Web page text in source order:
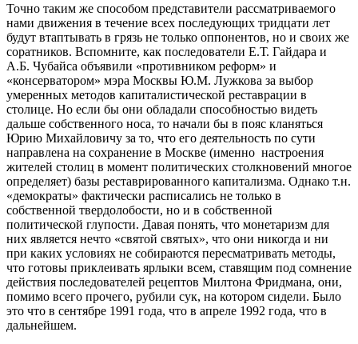
Точно таким же способом представители рассматриваемого
нами движения в течение всех последующих тридцати лет
будут втаптывать в грязь не только оппонентов, но и своих же
соратников. Вспомните, как последователи Е.Т. Гайдара и
А.Б. Чубайса объявили «противником реформ» и
«консерватором» мэра Москвы Ю.М. Лужкова за выбор
умеренных методов капиталистической реставрации в
столице. Но если бы они обладали способностью видеть
дальше собственного носа, то начали бы в пояс кланяться
Юрию Михайловичу за то, что его деятельность по сути
направлена на сохранение в Москве (именно настроения
жителей столиц в момент политических столкновений многое
определяет) базы реставрированного капитализма. Однако т.н.
«демократы» фактически расписались не только в
собственной твердолобости, но и в собственной
политической глупости. Давая понять, что монетаризм для
них является нечто «святой святых», что они никогда и ни
при каких условиях не собираются пересматривать методы,
что готовы приклеивать ярлыки всем, ставящим под сомнение
действия последователей рецептов Милтона Фридмана, они,
помимо всего прочего, рубили сук, на котором сидели. Было
это что в сентябре 1991 года, что в апреле 1992 года, что в
дальнейшем.